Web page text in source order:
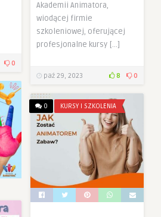
Akademii Animatora,
wiodącej firmie
szkoleniowej, oferującej
profesjonalne kursy […]
paź 29, 2023 8 0
0
0 KURSY I SZKOLENIA